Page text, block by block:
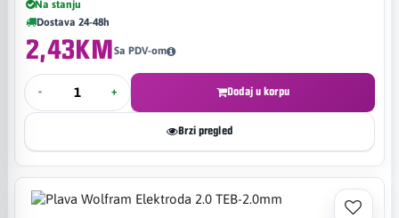
Na stanju
Dostava 24-48h
2,43KMSa PDV-om
- + Dodaj u korpu
Brzi pregled